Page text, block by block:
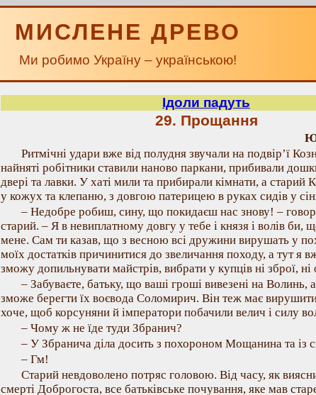
МИСЛЕНЕ ДРЕВО
Ми робимо Україну – українською!
Ідоли падуть
29. Прощання
Ритмічні удари вже від полудня звучали на подвір’ї
найняті робітники ставили наново паркани, прибивали
двері та лавки. У хаті мили та прибирали кімнати, а старий
у кожух та клепаню, з довгою патерицею в руках сидів у
– Недобре робиш, сину, що покидаєш нас знову! –
старий. – Я в невиплатному довгу у тебе і князя і волів би,
мене. Сам ти казав, що з весною всі дружини вирушать у
моїх достатків причинитися до звеличання походу, а тут я
зможу допильнувати майстрів, вибрати у купців ні зброї, ні
– Забуваєте, батьку, що ваші гроші вивезені на Волинь,
зможе берегти їх воєвода Соломирич. Він теж має
хоче, щоб корсуняни й імператори побачили велич і силу
– Чому ж не їде туди Збранич?
– У Збранича діла досить з похороном Мощанина та із
– Гм!
Старий невдоволено потряс головою. Від часу, як
смерті Доброгоста, все батьківське почування, яке мав